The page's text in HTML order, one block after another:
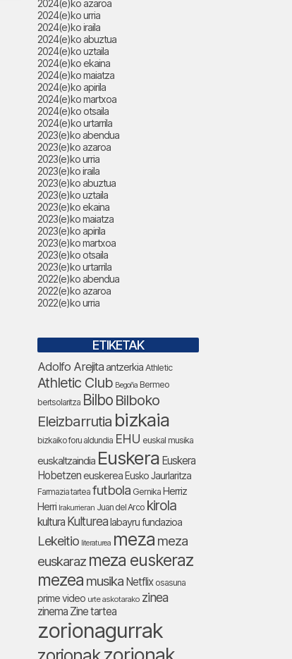
2024(e)ko azaroa
2024(e)ko urria
2024(e)ko iraila
2024(e)ko abuztua
2024(e)ko uztaila
2024(e)ko ekaina
2024(e)ko maiatza
2024(e)ko apirila
2024(e)ko martxoa
2024(e)ko otsaila
2024(e)ko urtarrila
2023(e)ko abendua
2023(e)ko azaroa
2023(e)ko urria
2023(e)ko iraila
2023(e)ko abuztua
2023(e)ko uztaila
2023(e)ko ekaina
2023(e)ko maiatza
2023(e)ko apirila
2023(e)ko martxoa
2023(e)ko otsaila
2023(e)ko urtarrila
2022(e)ko abendua
2022(e)ko azaroa
2022(e)ko urria
ETIKETAK
Adolfo Arejitaantzerkia Athletic
Athletic Club Begoña Bermeo
bertsolaritza Bilbo Bilboko
Eleizbarrutia bizkaia
bizkaiko foru aldundia EHU euskal musika
euskaltzaindia Euskera Euskera
Hobetzeneuskerea Eusko Jaurlaritza
Farmazia tartea futbola Gernika Herriz
Herri Irakurrieran Juan del Arco kirola
kultura Kulturealabayru fundazioa
Lekeitio literaturea meza meza
euskaraz meza euskeraz
mezea musika Netflix osasuna
prime video urte askotarako zinea
zinema Zine tartea
zorionagurrak